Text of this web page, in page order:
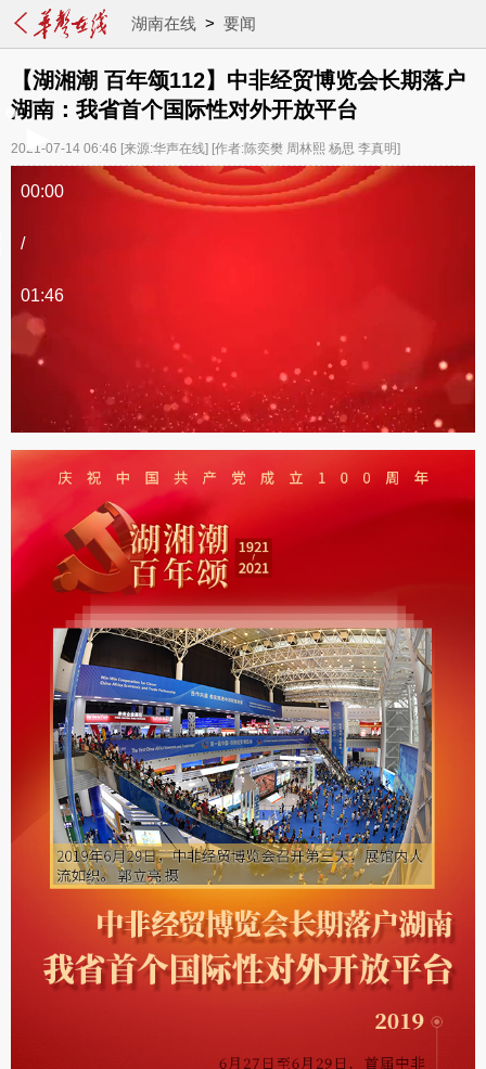
湖南在线> 要闻
【湖湘潮 百年颂112】中非经贸博览会长期落户
湖南：我省首个国际性对外开放平台
2021-07-14 06:46 [来源:华声在线] [作者:陈奕樊 周林熙 杨思 李真明]
00:00
/
01:46